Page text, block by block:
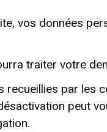
vos données
traiter votre
par les
peut